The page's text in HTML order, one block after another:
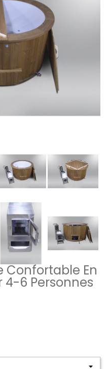
Confortable En
4-6 Personnes